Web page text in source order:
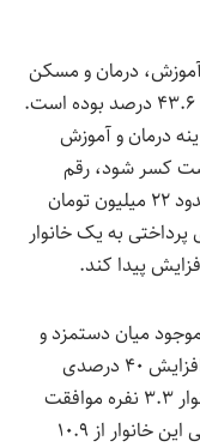
آموزش، درمان و مسکن
در سبد هزینه خانوار در دی‌ماه ۱۴۰۳ معادل ۴۳.۶ درصد بوده است.
درمان و آموزش
کسر شود، رقم
هزینه معیشت اعلامی از سوی کارگران به حدود ۲۲ میلیون تومان
به یک خانوار
میان دستمزد و
هزینه معیشت مصوب باقی بماند، نهایتاً با افزایش ۴۰ درصدی
حداقل دستمزد و مزایای پرداختی به یک خانوار ۳.۳ نفره موافقت
خواهند کرد که در این صورت حداقل دریافتی این خانوار از ۱۰.۹